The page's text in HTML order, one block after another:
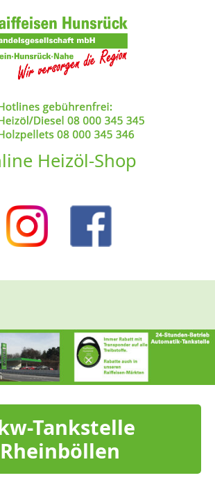
Heizöl-Shop
Tankstelle
Rheinböllen